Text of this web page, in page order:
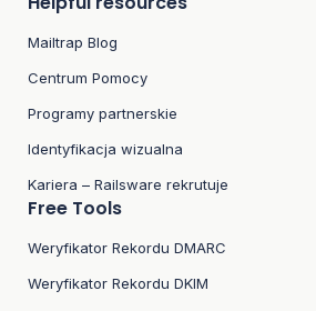
Mailtrap Blog
Centrum Pomocy
Programy partnerskie
Identyfikacja wizualna
Kariera – Railsware rekrutuje
Free Tools
Weryfikator Rekordu DMARC
Weryfikator Rekordu DKIM